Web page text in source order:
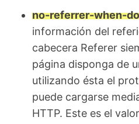
no-referrer-when-
información del
cabecera Referer
página disponga de
utilizando ésta el
puede cargarse
HTTP. Este es el